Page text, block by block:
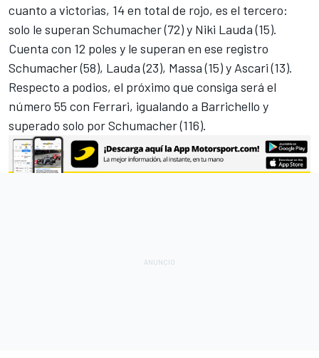
cuanto a victorias, 14 en total de rojo, es el tercero:
solo le superan Schumacher (72) y Niki Lauda (15).
Cuenta con 12 poles y le superan en ese registro
Schumacher (58), Lauda (23), Massa (15) y Ascari (13).
Respecto a podios, el próximo que consiga será el
número 55 con Ferrari, igualando a Barrichello y
superado solo por Schumacher (116).